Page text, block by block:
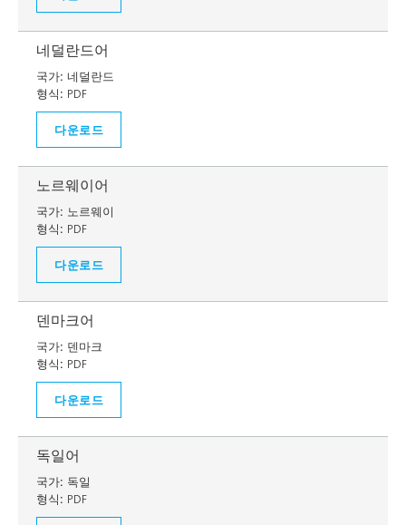
네덜란드어
국가: 네덜란드
형식: PDF
다운로드
노르웨이어
국가: 노르웨이
형식: PDF
다운로드
덴마크어
국가: 덴마크
형식: PDF
다운로드
독일어
국가: 독일
형식: PDF